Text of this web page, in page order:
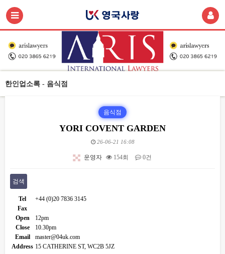
한인업소록 - 음식점
음식점
YORI COVENT GARDEN
26-06-21 16:08
운영자 154회 0건
검색
Tel
+44 (0)20 7836 3145
Fax
Open
12pm
Close
10.30pm
Email
master@04uk.com
Address 15 CATHERINE ST, WC2B 5JZ